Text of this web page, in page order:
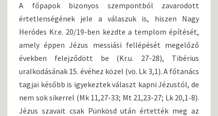
A főpapok bizonyos szempontból zavarodott
értetlenségének jele a válaszuk is, hiszen Nagy
Heródes Kr.e. 20/19-ben kezdte a templom építését,
amely éppen Jézus messiási fellépését megelőző
években felejződött be (Kr.u. 27-28), Tibérius
uralkodásának 15. évéhez közel (vö. Lk 3,1). A főtanács
tagjai később is igyekeztek választ kapni Jézustól, de
nem sok sikerrel (Mk 11,27-33; Mt 21,23-27; Lk 20,1-8).
Jézus szavait csak Pünkösd után értették meg az